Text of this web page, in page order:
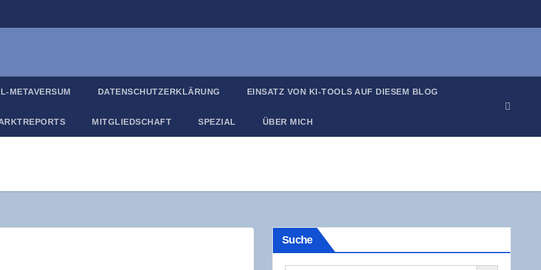
META­VER­SUM DATEN­SCHUTZ­ER­KLÄ­RUNG EIN­SATZ VON KI-TOOLS AUF DIE­SEM BLOG
MIT­GLIED­SCHAFT SPE­ZI­AL ÜBER MICH
Suche
Search Button